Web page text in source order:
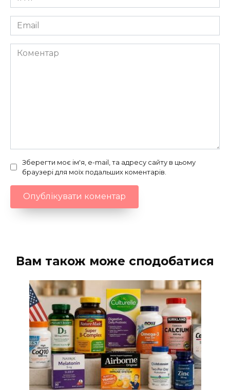
*
Email
*
Коментар
Зберегти моє ім'я, e-mail, та адресу сайту в цьому
браузері для моїх подальших коментарів.
Вам також може сподобатися